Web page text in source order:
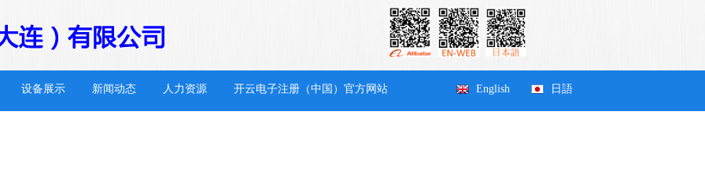
设备展示 新闻动态 人力资源 开云电子注册（中国）官方网站 English 日語